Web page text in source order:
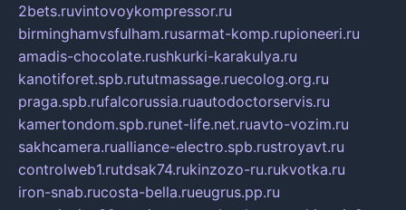
2bets.ruvintovoykompressor.ru
birminghamvsfulham.rusarmat-komp.rupioneeri.ru
amadis-chocolate.rushkurki-karakulya.ru
kanotiforet.spb.rututmassage.ruecolog.org.ru
praga.spb.rufalcorussia.ruautodoctorservis.ru
kamertondom.spb.runet-life.net.ruavto-vozim.ru
sakhcamera.rualliance-electro.spb.rustroyavt.ru
controlweb1.rutdsak74.rukinzozo-ru.rukvotka.ru
iron-snab.rucosta-bella.rueugrus.pp.ru